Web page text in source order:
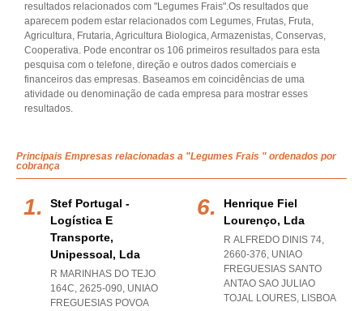
resultados relacionados com "Legumes Frais".Os resultados que
aparecem podem estar relacionados com Legumes, Frutas, Fruta,
Agricultura, Frutaria, Agricultura Biologica, Armazenistas, Conservas,
Cooperativa. Pode encontrar os 106 primeiros resultados para esta
pesquisa com o telefone, direção e outros dados comerciais e
financeiros das empresas. Baseamos em coincidências de uma
atividade ou denominação de cada empresa para mostrar esses
resultados.
Principais Empresas relacionadas a "Legumes Frais " ordenados por
cobrança
Stef Portugal -
Logística E
Transporte,
Unipessoal, Lda
R MARINHAS DO TEJO
164C, 2625-090, UNIAO
FREGUESIAS POVOA
Henrique Fiel
Lourenço, Lda
R ALFREDO DINIS 74,
2660-376, UNIAO
FREGUESIAS SANTO
ANTAO SAO JULIAO
TOJAL LOURES, LISBOA